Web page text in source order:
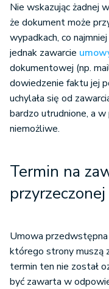
Nie wskazując żadnej
że dokument może
wypadkach, co
jednak zawarcie
dokumentowej (np.
dowiedzenie faktu jej
uchylała się od
bardzo utrudnione, a
niemożliwe.
Termin na
przyrzeczonej
Umowa
którego strony muszą
termin ten nie został
być zawarta w